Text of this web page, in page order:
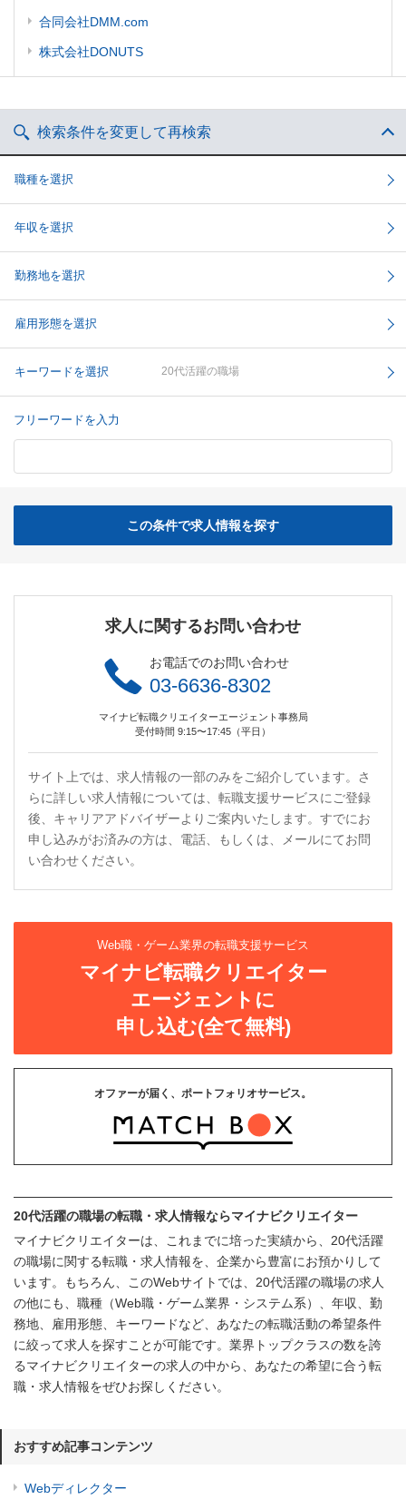
合同会社DMM.com
株式会社DONUTS
検索条件を変更して再検索
職種を選択
年収を選択
勤務地を選択
雇用形態を選択
キーワードを選択 20代活躍の職場
フリーワードを入力
この条件で求人情報を探す
求人に関するお問い合わせ
お電話でのお問い合わせ
03-6636-8302
マイナビ転職クリエイターエージェント事務局
受付時間 9:15〜17:45（平日）
サイト上では、求人情報の一部のみをご紹介しています。さ
らに詳しい求人情報については、転職支援サービスにご登録
後、キャリアアドバイザーよりご案内いたします。すでにお
申し込みがお済みの方は、電話、もしくは、メールにてお問
い合わせください。
Web職・ゲーム業界の転職支援サービス
マイナビ転職クリエイター
エージェントに
申し込む(全て無料)
オファーが届く、ポートフォリオサービス。
20代活躍の職場の転職・求人情報ならマイナビクリエイター
マイナビクリエイターは、これまでに培った実績から、20代活躍
の職場に関する転職・求人情報を、企業から豊富にお預かりして
います。もちろん、このWebサイトでは、20代活躍の職場の求人
の他にも、職種（Web職・ゲーム業界・システム系）、年収、勤
務地、雇用形態、キーワードなど、あなたの転職活動の希望条件
に絞って求人を探すことが可能です。業界トップクラスの数を誇
るマイナビクリエイターの求人の中から、あなたの希望に合う転
職・求人情報をぜひお探しください。
おすすめ記事コンテンツ
Webディレクター